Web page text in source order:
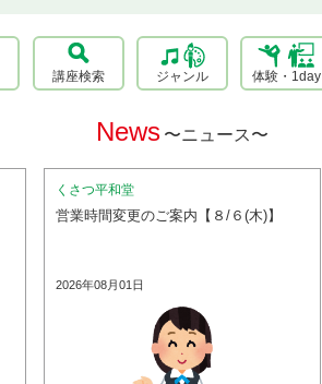
講座検索 ジャンル 体験・1day
News 〜ニュース〜
くさつ平和堂
営業時間変更のご案内【８/６(木)】
2026年08月01日